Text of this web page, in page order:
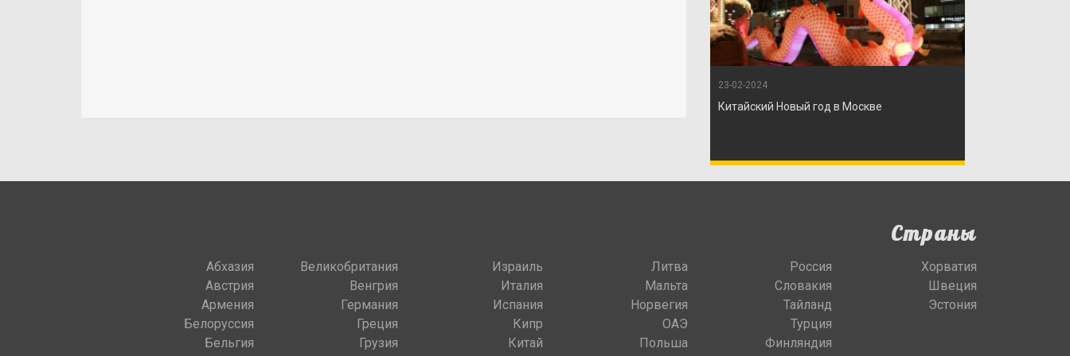
23-02-2024
Китайский Новый год в Москве
Страны
Абхазия
Австрия
Армения
Белоруссия
Бельгия
Великобритания
Венгрия
Германия
Греция
Грузия
Израиль
Италия
Испания
Кипр
Китай
Литва
Мальта
Норвегия
ОАЭ
Польша
Россия
Словакия
Тайланд
Турция
Финляндия
Хорватия
Швеция
Эстония